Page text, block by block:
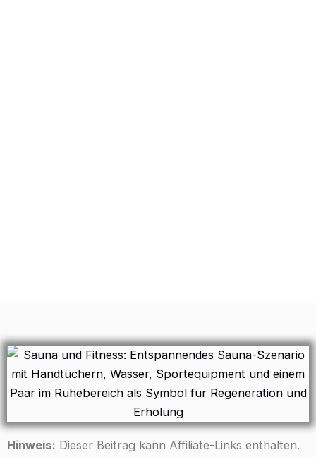
Hinweis: Dieser Beitrag kann Affiliate-Links enthalten.